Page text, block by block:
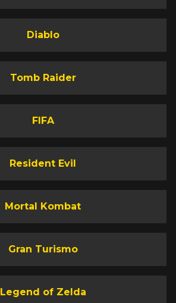
Diablo
Tomb Raider
FIFA
Resident Evil
Mortal Kombat
Gran Turismo
Legend of Zelda